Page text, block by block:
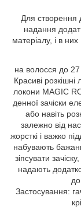
Для створення
надання
матеріалу, і в
на волосся до 27
Красиві розкішні
локони MAGIC
денної зачіски
або навіть
залежно від
жорсткі і важко
набувають
зіпсувати
надають
Застосування: